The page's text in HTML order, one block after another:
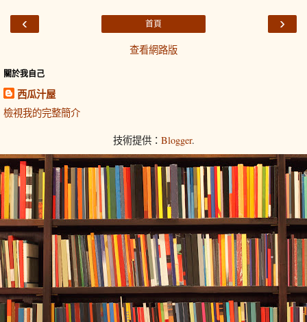
‹ ›
首頁
查看網路版
關於我自己
西瓜汁屋
檢視我的完整簡介
技術提供： Blogger.